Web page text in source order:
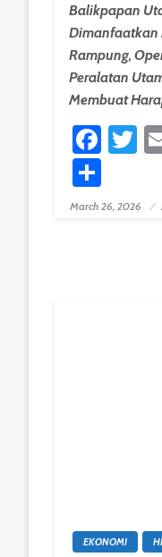
Balikpapan
Dimanfaatkan
Rampung,
Peralatan
Membuat
Posted On
March 26, 2026
EKONOMI